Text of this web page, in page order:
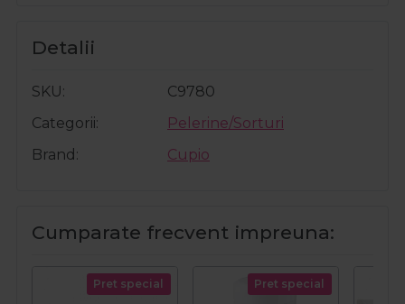
Detalii
SKU
C9780
Categorii
Pelerine/Sorturi
Brand
Cupio
Cumparate frecvent impreuna:
Pret special Pret special